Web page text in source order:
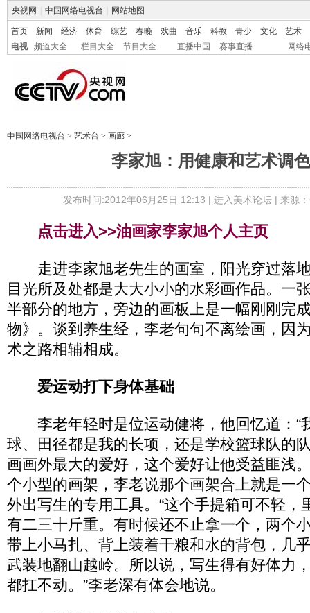
央视网 中国网络电视台 网站地图
首页 新闻 经济 体育 综艺 春晚 戏曲 音乐 科教 青少 文化
艺术
电视
频道大全 栏目大全 节目大全 直播中国 赛事直播 网络
中国网络电视台 > 艺术台 > 画廊 >
李家旭：用健康和艺术调
发布时间:2012年06月25日 12:13 | 进入美术论坛| 来源
点击进入>>油画家李家旭个人主页
走进李家旭老先生的画室，阳光穿过落
目光所及处都是大大小小的水彩画作品。一
半部分的地方，旁边的画板上是一幅刚刚完
物》。谈到养生经，李老句句不离绘画，因
术之路相辅相成。
爱运动打下身体基础
李老年轻时是位运动健将，他回忆道：“
球、田径都是我的长项，还是学校篮球队的
画画外最大的爱好，这个爱好让他受益匪浅
个小型的画架，李老说那个画架合上就是一
外出写生的专用工具。“这个手提箱可不轻，
有二三十斤重。有时候还不止拿一个，两个
带上小马扎、背上装着干粮和水的背包，几
武装地翻山越岭。所以说，写生得有好体力
都扛不动。”李老深有体会地说。